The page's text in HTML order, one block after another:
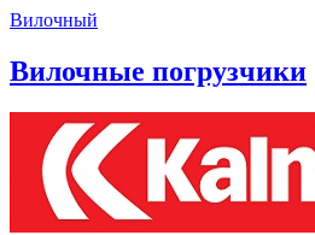
Вилочный
Вилочные погрузчики